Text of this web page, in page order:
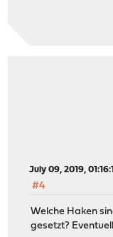
July 09, 2019,
#4
Welche Haken
gesetzt?